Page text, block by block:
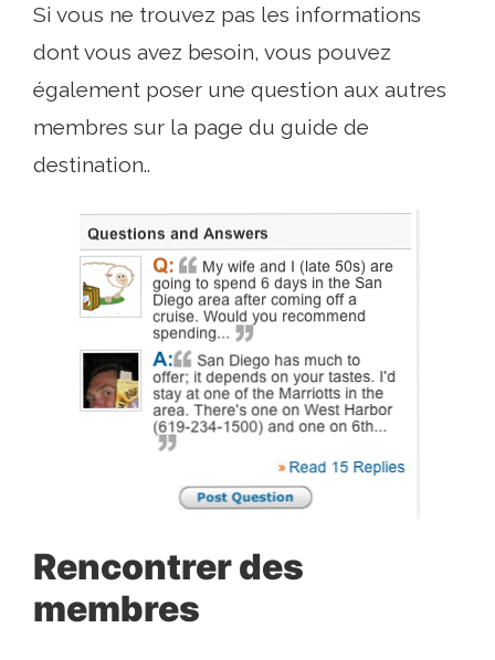
Si vous ne trouvez pas les informations
dont vous avez besoin, vous pouvez
également poser une question aux autres
membres sur la page du guide de
destination..
Rencontrer des
membres